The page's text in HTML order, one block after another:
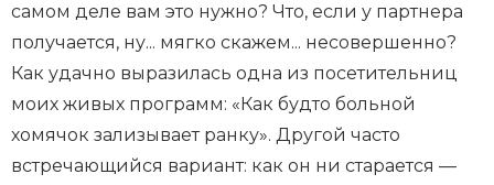
самом деле вам это нужно? Что, если у партнера
получается, ну... мягко скажем... несовершенно?
Как удачно выразилась одна из посетительниц
моих живых программ: «Как будто больной
хомячок зализывает ранку». Другой часто
встречающийся вариант: как он ни старается —